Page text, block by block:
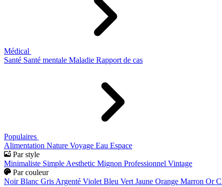
Médical
Santé Santé mentale Maladie Rapport de cas
Populaires
Alimentation Nature Voyage Eau Espace
Par style
Minimaliste Simple Aesthetic Mignon Professionnel Vintage
Par couleur
Noir Blanc Gris Argenté Violet Bleu Vert Jaune Orange Marron Or